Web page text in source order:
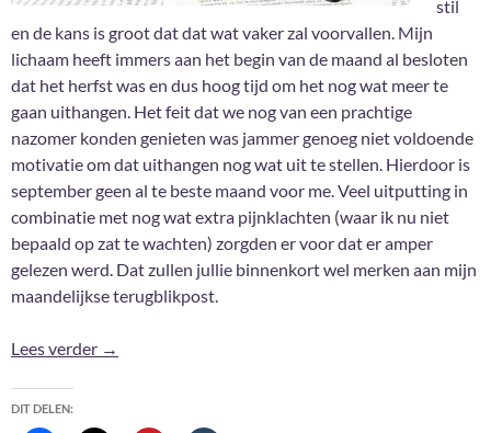
stil
en de kans is groot dat dat wat vaker zal voorvallen. Mijn
lichaam heeft immers aan het begin van de maand al besloten
dat het herfst was en dus hoog tijd om het nog wat meer te
gaan uithangen. Het feit dat we nog van een prachtige
nazomer konden genieten was jammer genoeg niet voldoende
motivatie om dat uithangen nog wat uit te stellen. Hierdoor is
september geen al te beste maand voor me. Veel uitputting in
combinatie met nog wat extra pijnklachten (waar ik nu niet
bepaald op zat te wachten) zorgden er voor dat er amper
gelezen werd. Dat zullen jullie binnenkort wel merken aan mijn
maandelijkse terugblikpost.
Lees verder Terug van weggeweest en ik laat jullie graag zien
→
DIT DELEN: